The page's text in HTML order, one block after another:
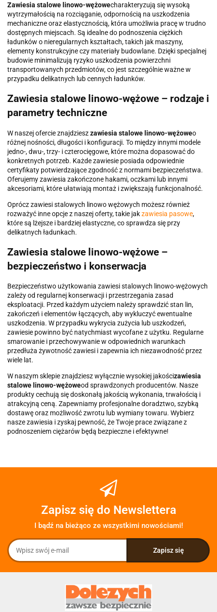
Zawiesia stalowe linowo-wężowecharakteryzują się wysoką
wytrzymałością na rozciąganie, odpornością na uszkodzenia
mechaniczne oraz elastycznością, która umożliwia pracę w trudno
dostępnych miejscach. Są idealne do podnoszenia ciężkich
ładunków o nieregularnych kształtach, takich jak maszyny,
elementy konstrukcyjne czy materiały budowlane. Dzięki specjalnej
budowie minimalizują ryzyko uszkodzenia powierzchni
transportowanych przedmiotów, co jest szczególnie ważne w
przypadku delikatnych lub cennych ładunków.
Zawiesia stalowe linowo-wężowe – rodzaje i
parametry techniczne
W naszej ofercie znajdzieszzawiesia stalowe linowo-wężoweo
różnej nośności, długości i konfiguracji. To między innymi modele
jedno-, dwu-, trzy- i czterocięgowe, które można dopasować do
konkretnych potrzeb. Każde zawiesie posiada odpowiednie
certyfikaty potwierdzające zgodność z normami bezpieczeństwa.
Oferujemy zawiesia zakończone hakami, oczkami lub innymi
akcesoriami, które ułatwiają montaż i zwiększają funkcjonalność.
Oprócz zawiesi stalowych linowo wężowych możesz również
rozważyć inne opcje z naszej oferty, takie jakzawiesia pasowe,
które są lżejsze i bardziej elastyczne, co sprawdza się przy
delikatnych ładunkach.
Zawiesia stalowe linowo-wężowe –
bezpieczeństwo i konserwacja
Bezpieczeństwo użytkowania zawiesi stalowych linowo-wężowych
zależy od regularnej konserwacji i przestrzegania zasad
eksploatacji. Przed każdym użyciem należy sprawdzić stan lin,
zakończeń i elementów łączących, aby wykluczyć ewentualne
uszkodzenia. W przypadku wykrycia zużycia lub uszkodzeń,
zawiesie powinno być natychmiast wycofane z użytku. Regularne
smarowanie i przechowywanie w odpowiednich warunkach
przedłuża żywotność zawiesi i zapewnia ich niezawodność przez
wiele lat.
W naszym sklepie znajdzieszwyłącznie wysokiej jakościzawiesia
stalowe linowo-wężoweod sprawdzonych producentów. Nasze
produkty cechują się doskonałą jakością wykonania, trwałością i
atrakcyjną ceną. Zapewniamy profesjonalne doradztwo, szybką
dostawę oraz możliwość zwrotu lub wymiany towaru. Wybierz
nasze zawiesia i zyskaj pewność, że Twoje prace związane z
podnoszeniem ciężarów będą bezpieczne i efektywne!
Zapisz się do Newslettera
I bądź na bieżąco ze wszystkimi nowościami!